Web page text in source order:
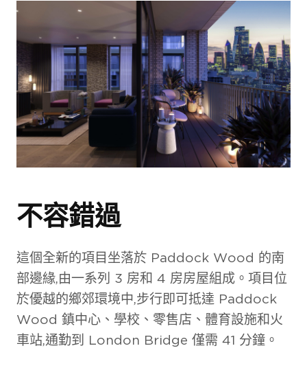
不容錯過
這個全新的項目坐落於 Paddock Wood 的南
部邊緣,由一系列 3 房和 4 房房屋組成。項目位
於優越的鄉郊環境中,步行即可抵達 Paddock
Wood 鎮中心、學校、零售店、體育設施和火
車站,通勤到 London Bridge 僅需 41 分鐘。
室內環境 項目外觀
室內環境